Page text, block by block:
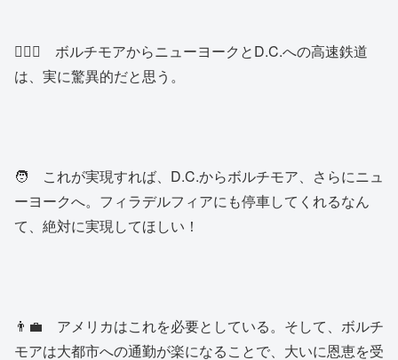
🙍🏾‍♂️ ボルチモアからニューヨークとD.C.への高速鉄道
は、実に驚異的だと思う。
🧑 これが実現すれば、D.C.からボルチモア、さらにニュ
ーヨークへ。フィラデルフィアにも停車してくれるなん
て、絶対に実現してほしい！
👨‍💼 アメリカはこれを必要としている。そして、ボルチ
モアは大都市への通勤が楽になることで、大いに恩恵を受